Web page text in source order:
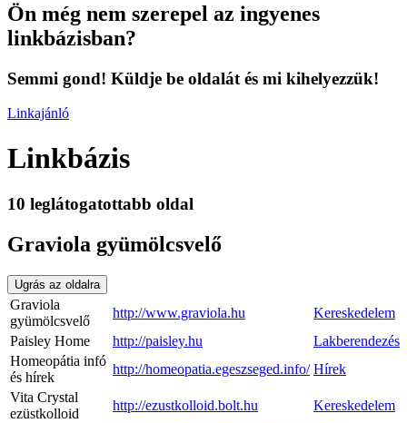
Ön még nem szerepel az ingyenes
linkbázisban?
Semmi gond! Küldje be oldalát és mi kihelyezzük!
Linkajánló
Linkbázis
10 leglátogatottabb oldal
Graviola gyümölcsvelő
Ugrás az oldalra
Graviola
gyümölcsvelő
http://www.graviola.hu
Kereskedelem
Paisley Home
http://paisley.hu
Lakberendezés
Homeopátia infó
és hírek
http://homeopatia.egeszseged.info/ Hírek
Vita Crystal
ezüstkolloid
http://ezustkolloid.bolt.hu
Kereskedelem